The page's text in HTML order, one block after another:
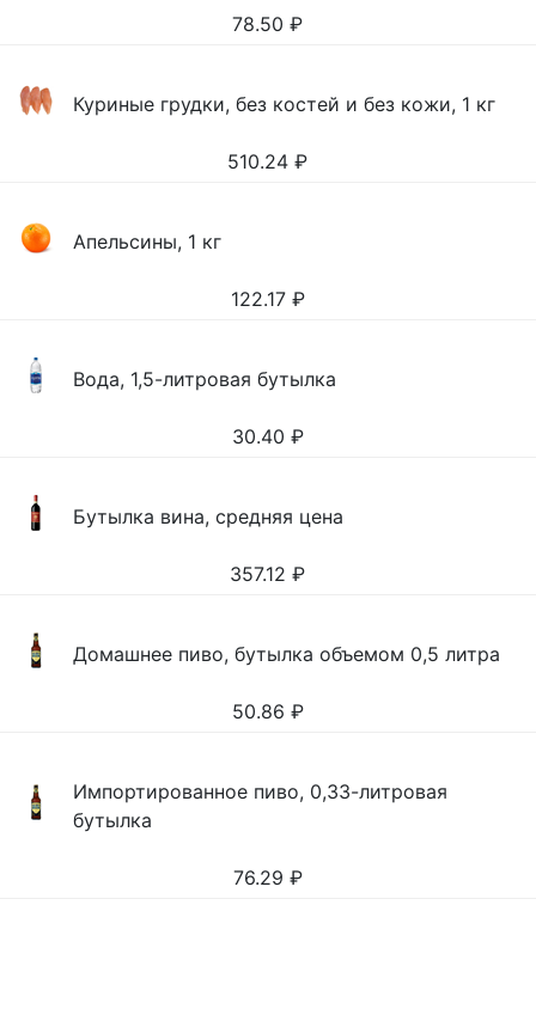
78.50 ₽
Куриные грудки, без костей и без кожи, 1 кг
510.24 ₽
Апельсины, 1 кг
122.17 ₽
Вода, 1,5-литровая бутылка
30.40 ₽
Бутылка вина, средняя цена
357.12 ₽
Домашнее пиво, бутылка объемом 0,5 литра
50.86 ₽
Импортированное пиво, 0,33-литровая
бутылка
76.29 ₽